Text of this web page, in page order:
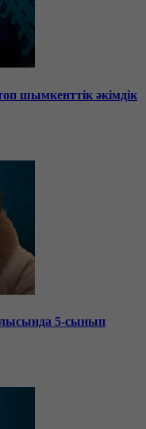
шымкенттік әкімдік
5-сынып